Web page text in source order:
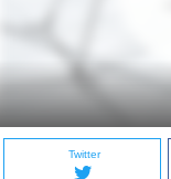
Twitter